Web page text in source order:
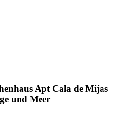
Apt Cala de Mijas
und Meer